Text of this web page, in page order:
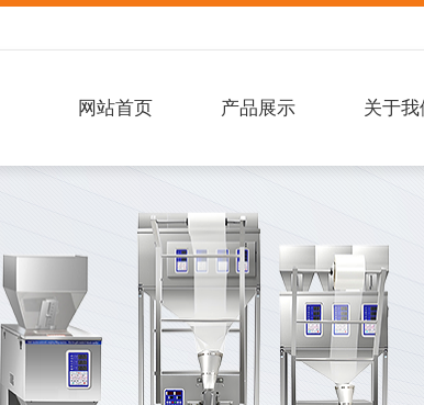
网站首页 产品展示 关于我